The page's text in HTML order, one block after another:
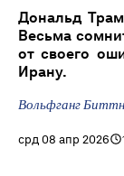
Дональд
Весьма
от своего
Ирану.
Вольфганг
срд 08 апр 2026